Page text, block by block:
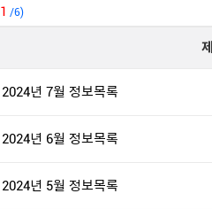
1 /6)
2024년 7월 정보목록
2024년 6월 정보목록
2024년 5월 정보목록